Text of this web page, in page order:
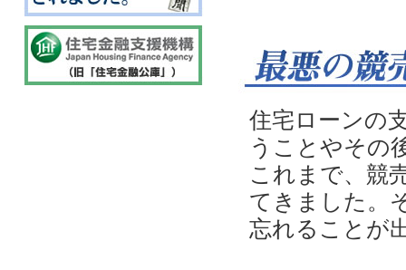
住宅ローンの
うことやその
これまで、競
てきました。
忘れることが